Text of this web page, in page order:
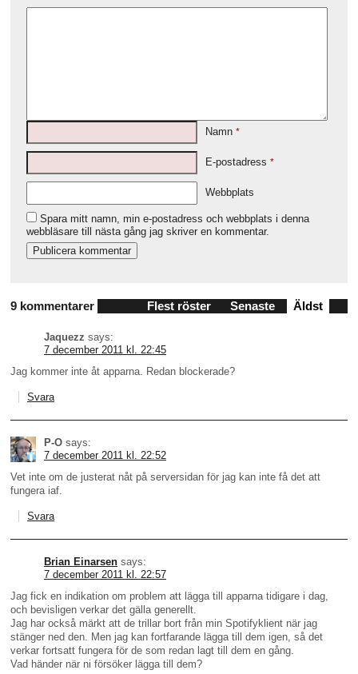
Namn *
E-postadress *
Webbplats
Spara mitt namn, min e-postadress och webbplats i denna
webbläsare till nästa gång jag skriver en kommentar.
9 kommentarer Flest röster Senaste Äldst
Jaquezz says:
7 december 2011 kl. 22:45
Jag kommer inte åt apparna. Redan blockerade?
Svara
P-O says:
7 december 2011 kl. 22:52
Vet inte om de justerat nåt på serversidan för jag kan inte få det att
fungera iaf.
Svara
Brian Einarsen says:
7 december 2011 kl. 22:57
Jag fick en indikation om problem att lägga till apparna tidigare i dag,
och bevisligen verkar det gälla generellt.
Jag har också märkt att de trillar bort från min Spotifyklient när jag
stänger ned den. Men jag kan fortfarande lägga till dem igen, så det
verkar fortsatt fungera för de som redan lagt till dem en gång.
Vad händer när ni försöker lägga till dem?